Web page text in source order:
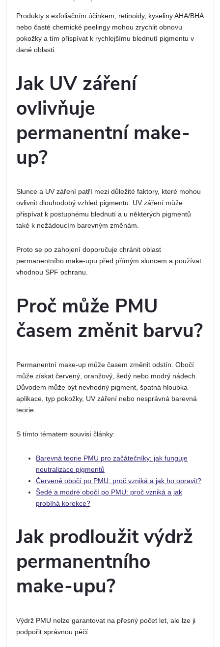
Produkty s exfoliačním účinkem, retinoidy, kyseliny AHA/BHA
nebo časté chemické peelingy mohou zrychlit obnovu
pokožky a tím přispívat k rychlejšímu blednutí pigmentu v
dané oblasti.
Jak UV záření
ovlivňuje
permanentní make-
up?
Slunce a UV záření patří mezi důležité faktory, které mohou
ovlivnit dlouhodobý vzhled pigmentu. UV záření může
přispívat k postupnému blednutí a u některých pigmentů
také k nežádoucím barevným změnám.
Proto se po zahojení doporučuje chránit oblast
permanentního make-upu před přímým sluncem a používat
vhodnou SPF ochranu.
Proč může PMU
časem změnit barvu?
Permanentní make-up může časem změnit odstín. Obočí
může získat červený, oranžový, šedý nebo modrý nádech.
Důvodem může být nevhodný pigment, špatná hloubka
aplikace, typ pokožky, UV záření nebo nesprávná barevná
teorie.
S tímto tématem souvisí články:
Barevná teorie PMU pro začátečníky: jak funguje
neutralizace pigmentů
Červené obočí po PMU: proč vzniká a jak ho opravit?
Šedé a modré obočí po PMU: proč vzniká a jak
probíhá korekce?
Jak prodloužit výdrž
permanentního
make-upu?
Výdrž PMU nelze garantovat na přesný počet let, ale lze ji
podpořit správnou péčí.